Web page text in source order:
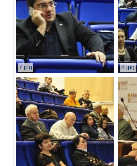
7.jpg 8.jpg